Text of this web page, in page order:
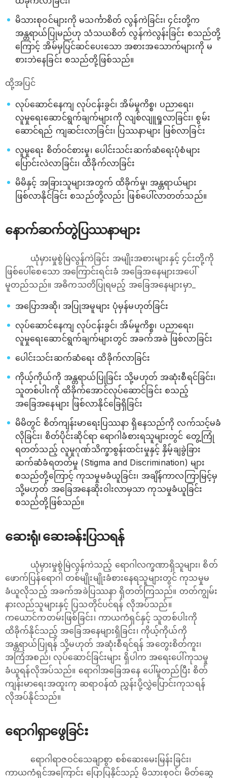
မိသားစုဝင်များကို မသင်္ကာစိတ် လွန်ကဲခြင်း၊ ၄င်းတို့က
အန္တရာယ်ပြုမည်ဟု သံသယစိတ် လွန်ကဲလွန်းခြင်း စသည်တို့
ကြောင့် အိမ်မှပြင်ဆင်ပေးသော အစားအသောက်များကို မ
စားဘဲနေခြင်း စသည်တို့ဖြစ်သည်။
ထို့အပြင်
လုပ်ဆောင်နေကျ လုပ်ငန်းခွင်၊ အိမ်မှုကိစ္စ၊ ပညာရေး၊
လူမှုရေးဆောင်ရွက်ချက်များကို လျစ်လျူရှုလာခြင်း၊ စွမ်း
ဆောင်ရည် ကျဆင်းလာခြင်း၊ ပြဿနာများ ဖြစ်လာခြင်း
လူမှုရေး စိတ်ဝင်စားမှု၊ ပေါင်းသင်းဆက်ဆံရေးပုံစံများ
ပြောင်းလဲလာခြင်း၊ ထိခိုက်လာခြင်း
မိမိနှင့် အခြားသူများအတွက် ထိခိုက်မှု၊ အန္တရာယ်များ
ဖြစ်လာနိုင်ခြင်း စသည်တို့လည်း ဖြစ်ပေါ်လာတတ်သည်။
နောက်ဆက်တွဲပြဿနာများ
ယုံမှားမှုစွဲမြဲလွန်ကဲခြင်း အမျိုးအစားများနှင့် ၄င်းတို့ကို
ဖြစ်ပေါ်စေသော အကြောင်းရင်းခံ အခြေအနေများအပေါ်
မူတည်သည်။ အဓိကသတိပြုရမည့် အခြေအနေများမှာ_
အပြောအဆို၊ အပြုအမူများ ပုံမှန်မဟုတ်ခြင်း
လုပ်ဆောင်နေကျ လုပ်ငန်းခွင်၊ အိမ်မှုကိစ္စ၊ ပညာရေး၊
လူမှုရေးဆောင်ရွက်ချက်များတွင် အခက်အခဲ ဖြစ်လာခြင်း
ပေါင်းသင်းဆက်ဆံရေး ထိခိုက်လာခြင်း
ကိုယ့်ကိုယ်ကို အန္တရာယ်ပြုခြင်း သို့မဟုတ် အဆုံးစီရင်ခြင်း၊
သူတစ်ပါးကို ထိခိုက်အောင်လုပ်ဆောင်ခြင်း စသည့်
အခြေအနေများ ဖြစ်လာနိုင်ခြေရှိခြင်း
မိမိတွင် စိတ်ကျန်းမာရေးပြဿနာ ရှိနေသည်ကို လက်သင့်မခံ
လိုခြင်း၊ စိတ်ပိုင်းဆိုင်ရာ ရောဂါခံစားရသူများတွင် တွေ့ကြုံ
ရတတ်သည့် လူမှုဂုဏ်သိက္ခာစွန်းထင်းမှုနှင့် နှိမ့်ချခွဲခြား
ဆက်ဆံခံရတတ်မှု (Stigma and Discrimination) များ
စသည်တို့ကြောင့် ကုသမှုမခံယူခြင်း၊ အချိန်ကာလကြာမြင့်မှ
သို့မဟုတ် အခြေအနေဆိုးဝါးလာမှသာ ကုသမှုခံယူခြင်း
စသည်တို့ဖြစ်သည်။
ဆေးရုံ၊ ဆေးခန်းပြသရန်
ယုံမှားမှုစွဲမြဲလွန်ကဲသည့် ရောဂါလက္ခဏာရှိသူများ၊ စိတ်
ဖောက်ပြန်ရောဂါ တစ်မျိုးမျိုးခံစားနေရသူများတွင် ကုသမှုမ
ခံယူလိုသည့် အခက်အခဲပြဿနာ ရှိတတ်ကြသည်။ တတ်ကျွမ်း
နားလည်သူများနှင့် ပြသတိုင်ပင်ရန် လိုအပ်သည်။
ကယောင်ကတမ်းဖြစ်ခြင်း၊ ကာယကံရှင်နှင့် သူတစ်ပါးကို
ထိခိုက်နိုင်သည့် အခြေအနေများရှိခြင်း၊ ကိုယ့်ကိုယ်ကို
အန္တရာယ်ပြုရန် သို့မဟုတ် အဆုံးစီရင်ရန် အတွေးစိတ်ကူး၊
အကြံအစည်၊ လုပ်ဆောင်ခြင်းများ ရှိပါက အရေးပေါ်ကုသမှု
ခံယူရန်လိုအပ်သည်။ ရောဂါအခြေအနေ ပေါ်မူတည်ပြီး စိတ်
ကျန်းမာရေးအထူးကု ဆရာဝန်ထံ ညွှန်းပို့လွှဲပြောင်းကုသရန်
လိုအပ်နိုင်သည်။
ရောဂါရှာဖွေခြင်း
ရောဂါရာဇဝင်သေချာစွာ စစ်ဆေးမေးမြန်းခြင်း၊
ကာယကံရှင်အကြောင်း ပြောပြနိုင်သည့် မိသားစုဝင်၊ မိတ်ဆွေ